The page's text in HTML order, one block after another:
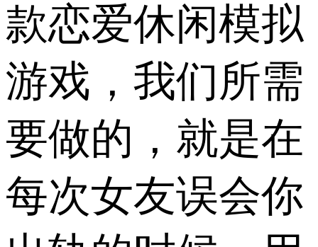
款恋爱休闲模拟
游戏，我们所需
要做的，就是在
每次女友误会你